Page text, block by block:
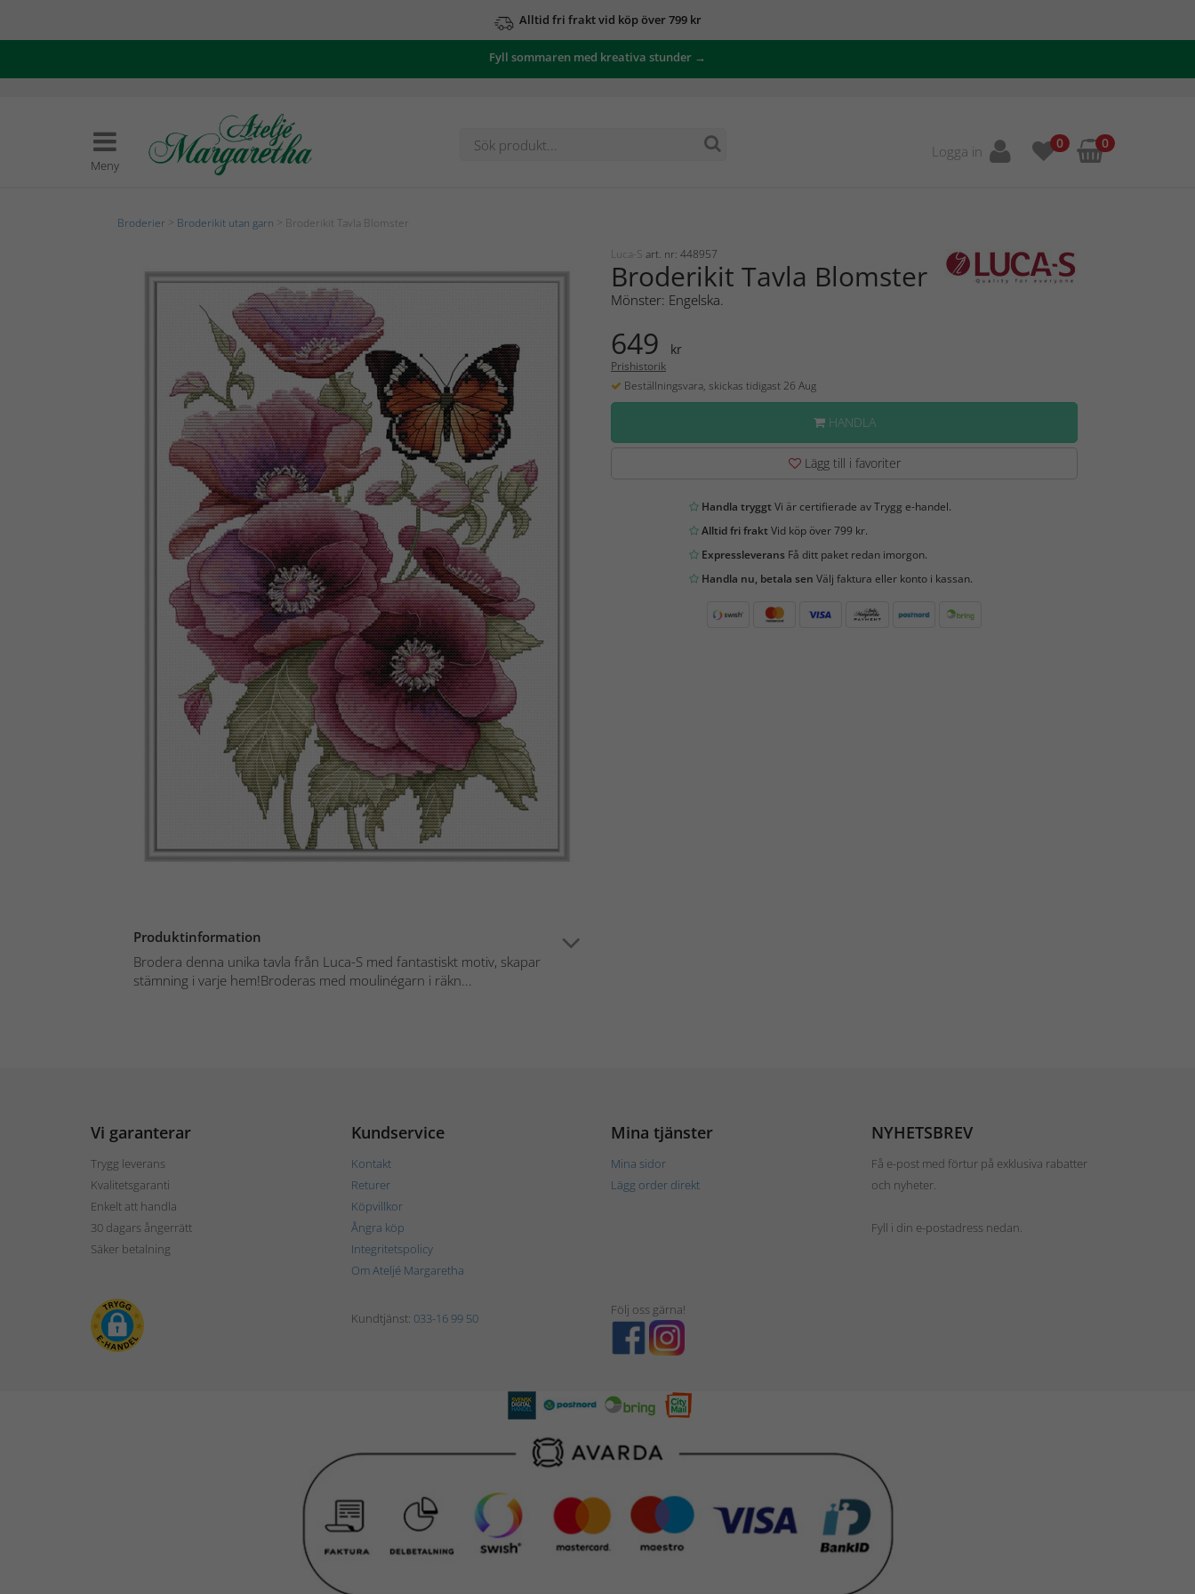
Alltid fri frakt vid köp över 799 kr
Fyll sommaren med kreativa stunder →
Meny
Logga in 0 0
Broderier Broderikit utan garn > Broderikit Tavla Blomster
Produktinformation
Brodera denna unika tavla från Luca-S med fantastiskt motiv, skapar
stämning i varje hem!Broderas med moulinégarn i räkn...
Luca-S art. nr: 448957
Broderikit Tavla Blomster
Mönster: Engelska.
649 kr
Prishistorik
Beställningsvara, skickas tidigast 26 Aug
HANDLA
Lägg till i favoriter
Handla tryggtVi är certifierade av Trygg e-handel.
Alltid fri fraktVid köp över 799 kr.
ExpressleveransFå ditt paket redan imorgon.
Handla nu, betala sen Välj faktura eller konto i kassan.
Vi garanterar
Trygg leverans
Kvalitetsgaranti
Enkelt att handla
30 dagars ångerrätt
Säker betalning
Kundservice
Kontakt
Returer
Köpvillkor
Ångra köp
Integritetspolicy
Om Ateljé Margaretha
Mina tjänster
Mina sidor
Lägg order direkt
NYHETSBREV
Få e-post med förtur på exklusiva rabatter
och nyheter.
Fyll i din e-postadress nedan.
Kundtjänst: 033-16 99 50
Följ oss gärna!